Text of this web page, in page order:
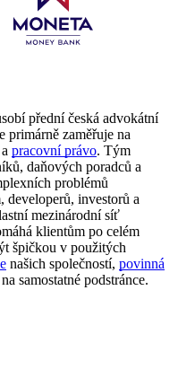
přední česká advokátní
primárně zaměřuje na
a pracovní právo. Tým
daňových poradců a
problémů
developerů, investorů a
mezinárodní síť
klientům po celém
špičkou v použitých
našich společností, povinná
samostatné podstránce.